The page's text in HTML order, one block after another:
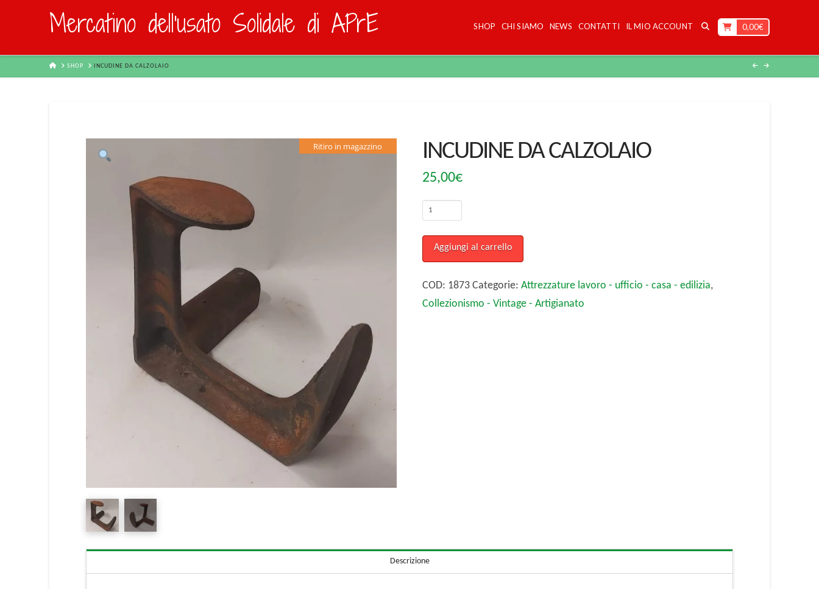
Mercatino dell'usato Solidale di APrE SHOP CHI SIAMO NEWS CONTATTI IL MIO ACCOUNT 0,00€
HOMESHOP INCUDINE DA CALZOLAIO
Ritiro in magazzino INCUDINE DA CALZOLAIO
25,00€
INCUDINE
CALZOLAIO
quantità
Aggiungi al carrello
COD: 1873 Categorie:Attrezzature lavoro - ufficio - casa - edilizia,
Collezionismo - Vintage - Artigianato
Descrizione